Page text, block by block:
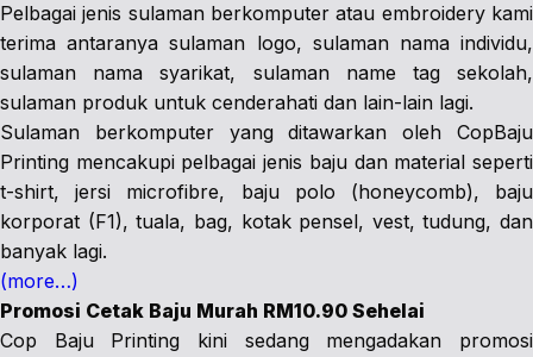
Pelbagai jenis sulaman berkomputer atau embroidery kami
terima antaranya sulaman logo, sulaman nama individu,
sulaman nama syarikat, sulaman name tag sekolah,
sulaman produk untuk cenderahati dan lain-lain lagi.
Sulaman berkomputer yang ditawarkan oleh CopBaju
Printing mencakupi pelbagai jenis baju dan material seperti
t-shirt, jersi microfibre, baju polo (honeycomb), baju
korporat (F1), tuala, bag, kotak pensel, vest, tudung, dan
banyak lagi.
(more…)
Promosi Cetak Baju Murah RM10.90 Sehelai
Cop Baju Printing kini sedang mengadakan promosi